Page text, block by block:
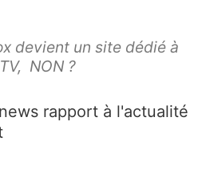
devient un site dédié à
NON ?
rapport à l'actualité